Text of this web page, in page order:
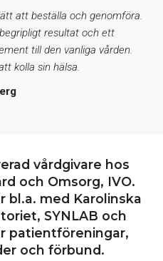
att beställa och genomföra.
resultat och ett
till den vanliga vården.
kolla sin hälsa.
vårdgivare hos
och Omsorg, IVO.
bl.a. med Karolinska
SYNLAB och
patientföreningar,
och förbund.